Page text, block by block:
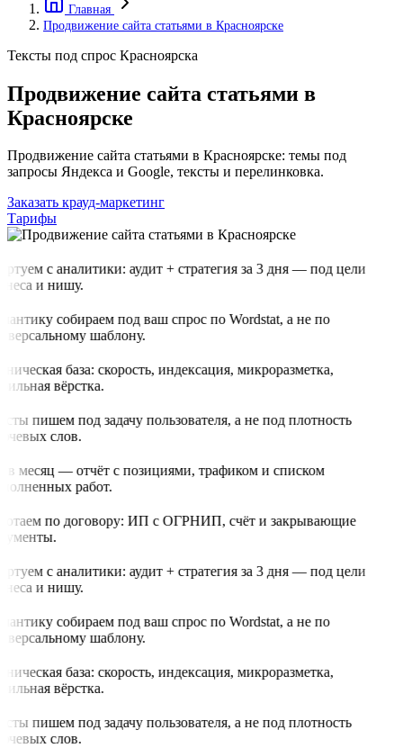
Главная
Продвижение сайта статьями в Красноярске
Тексты под спрос Красноярска
Продвижение сайта статьями в
Красноярске
Продвижение сайта статьями в Красноярске: темы под
запросы Яндекса и Google, тексты и перелинковка.
Заказать крауд-маркетинг
Тарифы
с аналитики: аудит + стратегия за 3 дня — под цели
и нишу.
собираем под ваш спрос по Wordstat, а не по
шаблону.
база: скорость, индексация, микроразметка,
вёрстка.
пишем под задачу пользователя, а не под плотность
слов.
в месяц — отчёт с позициями, трафиком и списком
работ.
по договору: ИП с ОГРНИП, счёт и закрывающие
с аналитики: аудит + стратегия за 3 дня — под цели
и нишу.
собираем под ваш спрос по Wordstat, а не по
шаблону.
база: скорость, индексация, микроразметка,
вёрстка.
пишем под задачу пользователя, а не под плотность
слов.